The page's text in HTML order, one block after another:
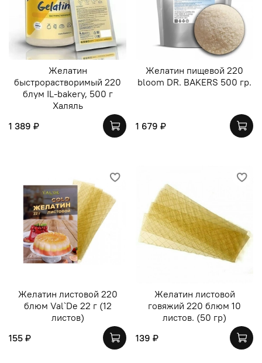
Желатин
быстрорастворимый 220
блум IL-bakery, 500 г
Халяль
1 389 ₽
Желатин пищевой 220
bloom DR. BAKERS 500 гр.
1 679 ₽
Желатин листовой 220
блюм Val`De 22 г (12
листов)
155 ₽
Желатин листовой
говяжий 220 блюм 10
листов. (50 гр)
139 ₽